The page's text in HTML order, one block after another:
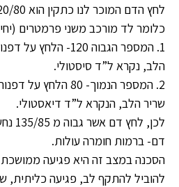
לחץ הדם המוכר לנו כתקין הוא 120/80
כלומר לד מורכב משני פרמטרים
1. המספר הגבוה 120-
הלב, נקרא ל”ד סיסטולי.
2. המספר הנמוך- 80
שריר הלב, הנקרא ל”ד דיאסטולי.
לכן,
דם- ברמות חומרה עולות.
הסכנה במצב זה היא פגיעה
להוביל להתקף לב, פגיעה כליתית,